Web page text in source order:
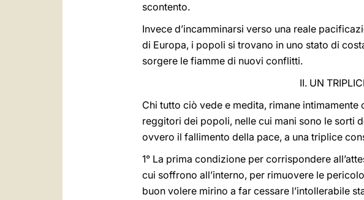
scontento.
Invece d’incamminarsi verso una reale
di Europa, i popoli si trovano in uno stato di
sorgere le fiamme di nuovi conflitti.
II. UN
Chi tutto ciò vede e medita, rimane
reggitori dei popoli, nelle cui mani sono le sorti
ovvero il fallimento della pace, a una triplice
1° La prima condizione per corrispondere
cui soffrono all’interno, per rimuovere le
buon volere mirino a far cessare l’intollerabile